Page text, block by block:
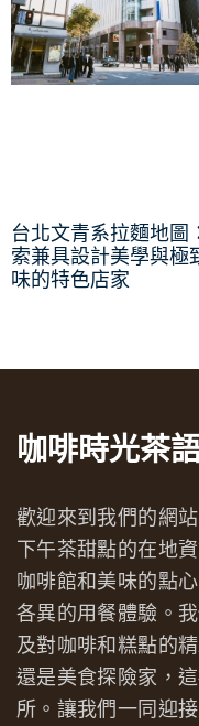
台北文青系拉麵地圖
索兼具設計美學與極
味的特色店家
咖啡時光茶
歡迎來到我們的網
下午茶甜點的在地
咖啡館和美味的點
各異的用餐體驗。
及對咖啡和糕點的
還是美食探險家，
所。讓我們一同迎